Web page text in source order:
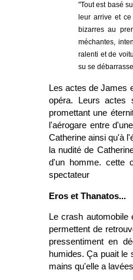
"Tout est basé
leur arrive et
bizarres au
méchantes,
ralenti et de
su se
Les actes de James
opéra. Leurs actes
promettant une
l'aérogare entre
Catherine ainsi qu'à
la nudité de
d'un homme. cette
spectateur
Eros et Thanatos...
Le crash
permettent de
pressentiment en
humides. Ça puait le
mains qu'elle a